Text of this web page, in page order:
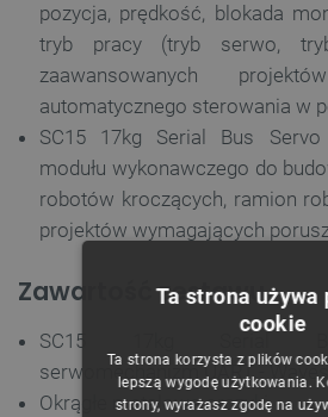
pozycja, prędkość, blokada
tryb pracy (tryb serwo,
zaawansowanych
automatycznego sterowania w
SC15 17kg Serial Bus
modułu wykonawczego do
robotów kroczących, ramion
projektów wymagających
Zawartość zestawu
SC15 17kg Serial
serwomechanizm UART -
Okrągłe metalowe orczyki
Ta strona używa
cookie
Ta strona korzysta z plików
lepszą wygodę użytkowania.
strony, wyrażasz zgodę na